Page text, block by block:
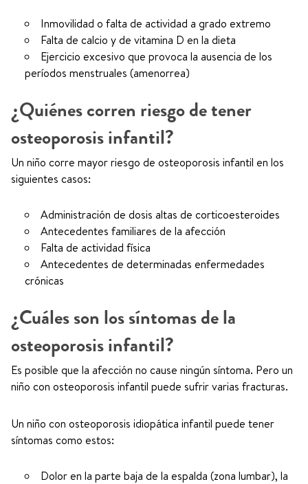
Inmovilidad o falta de actividad a grado extremo
Falta de calcio y de vitamina D en la dieta
Ejercicio excesivo que provoca la ausencia de los
períodos menstruales (amenorrea)
¿Quiénes corren riesgo de tener
osteoporosis infantil?
Un niño corre mayor riesgo de osteoporosis infantil en los
siguientes casos:
Administración de dosis altas de corticoesteroides
Antecedentes familiares de la afección
Falta de actividad física
Antecedentes de determinadas enfermedades
crónicas
¿Cuáles son los síntomas de la
osteoporosis infantil?
Es posible que la afección no cause ningún síntoma. Pero un
niño con osteoporosis infantil puede sufrir varias fracturas.
Un niño con osteoporosis idiopática infantil puede tener
síntomas como estos:
Dolor en la parte baja de la espalda (zona lumbar), la